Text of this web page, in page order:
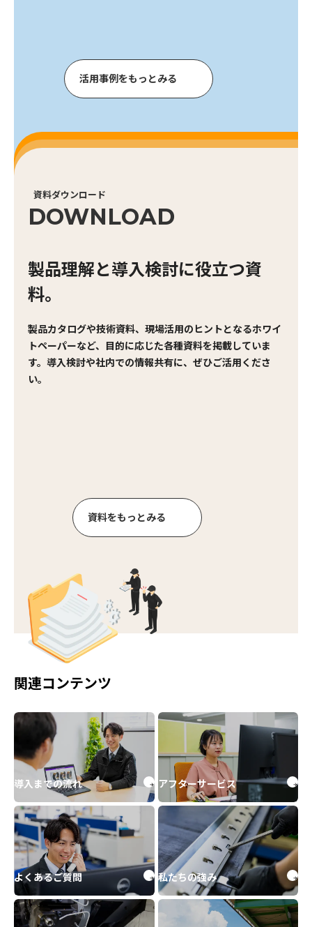
活用事例をも っ とみる
資料ダウンロード
DOWNLOAD
製品理解と導入検討に役立つ資
料。
製品カタログや技術資料、現場活用のヒントとなるホワイ
トペーパーなど、目的に応じた各種資料を掲載していま
す。導入検討や社内での情報共有に、ぜひご活用くださ
い。
資料をも っ とみる
関連コンテンツ
導入までの流れ アフターサービス
よくあるご質問 私たちの強み